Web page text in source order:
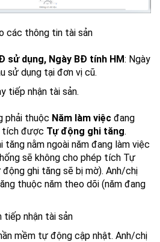
các thông tin tài sản
sử dụng, Ngày BĐ tính HM: Ngày
sử dụng tại đơn vị cũ.
tiếp nhận tài sản.
phải thuộc Năm làm việc đang
tích được Tự động ghi tăng.
tăng nằm ngoài năm đang làm việc
sẽ không cho phép tích Tự
ghi tăng sẽ bị mờ). Anh/chị
thuộc năm theo dõi (năm đang
tiếp nhận tài sản
mềm tự động cập nhật. Anh/chị